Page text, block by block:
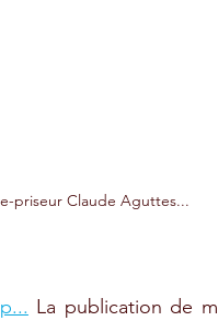
priseur Claude Aguttes...
La publication de